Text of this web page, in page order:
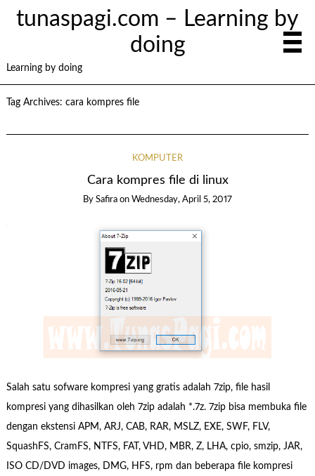
tunaspagi.com – Learning by
doing
Learning by doing
Tag Archives: cara kompres file
KOMPUTER
Cara kompres file di linux
By Safira on Wednesday, April 5, 2017
Salah satu sofware kompresi yang gratis adalah 7zip, file hasil
kompresi yang dihasilkan oleh 7zip adalah *.7z. 7zip bisa membuka file
dengan ekstensi APM, ARJ, CAB, RAR, MSLZ, EXE, SWF, FLV,
SquashFS, CramFS, NTFS, FAT, VHD, MBR, Z, LHA, cpio, smzip, JAR,
ISO CD/DVD images, DMG, HFS, rpm dan beberapa file kompresi